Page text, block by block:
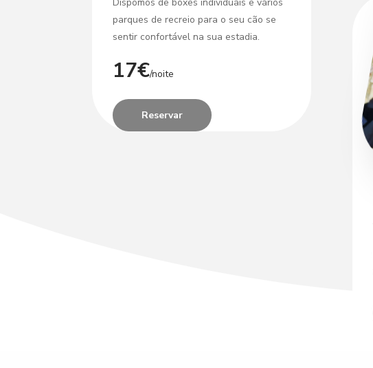
parques de recreio para o seu cão se
sentir confortável na sua estadia.
17€/noite
Reservar